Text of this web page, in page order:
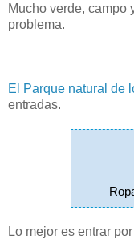
Mucho verde, campo
problema.
El Parque natural de
entradas.
Lo mejor es entrar